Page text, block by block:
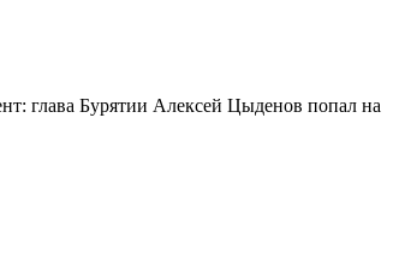
глава Бурятии Алексей Цыденов попал на